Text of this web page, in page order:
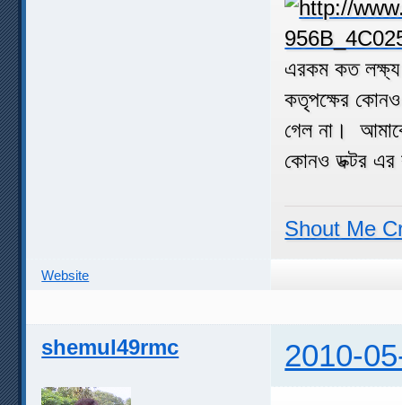
এরকম কত লক্ষ্য
কতৃপক্ষের
গেল না।
কোনও ডক্টর এর
Shout Me
Website
shemul49rmc 2010-